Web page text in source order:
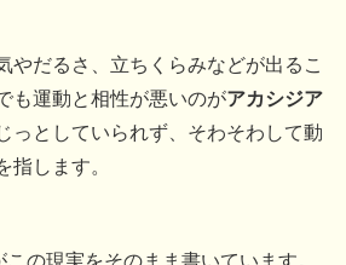
やだるさ、立ちくらみなどが出るこ
も運動と相性が悪いのがアカシジア
っとしていられず、そわそわして動
指します。
の現実をそのまま書いています。